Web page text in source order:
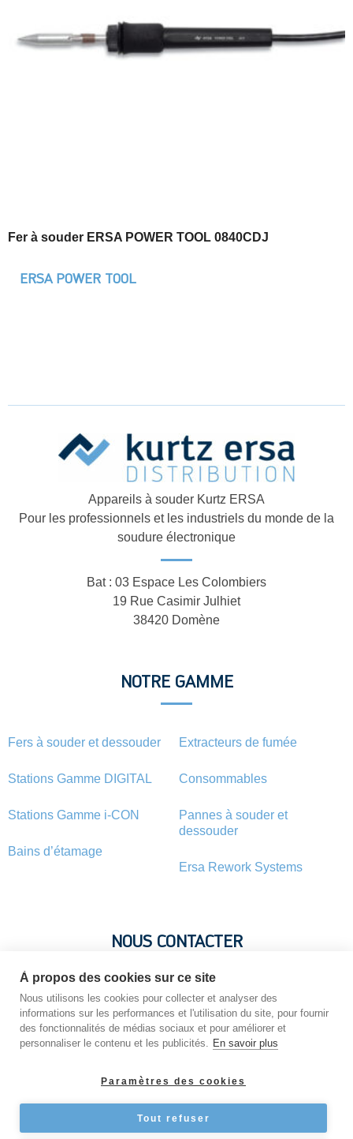
Fer à souder ERSA POWER TOOL 0840CDJ
ERSA POWER TOOL
Appareils à souder Kurtz ERSA
Pour les professionnels et les industriels du monde de la
soudure électronique
Bat : 03 Espace Les Colombiers
19 Rue Casimir Julhiet
38420 Domène
NOTRE GAMME
Fers à souder et dessouder
Stations Gamme DIGITAL
Stations Gamme i-CON
Bains d’étamage
Extracteurs de fumée
Consommables
Pannes à souder et
dessouder
Ersa Rework Systems
NOUS CONTACTER
Vous avez une question ? Vous souhaitez une information sur
un produit ? N’hésitez pas : contactez-nous !
À propos des cookies sur ce site
Nous utilisons les cookies pour collecter et analyser des
informations sur les performances et l'utilisation du site, pour fournir
des fonctionnalités de médias sociaux et pour améliorer et
personnaliser le contenu et les publicités. En savoir plus
Paramètres des cookies
Tout refuser